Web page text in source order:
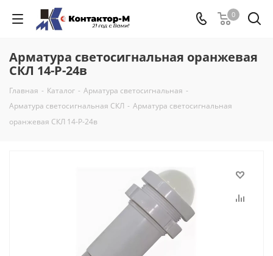
0
Арматура светосигнальная оранжевая
СКЛ 14-Р-24в
Главная - Каталог - Арматура светосигнальная -
Арматура светосигнальная СКЛ - Арматура светосигнальная
оранжевая СКЛ 14-Р-24в